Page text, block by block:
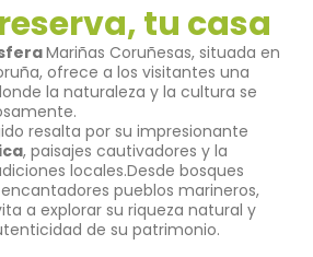
tu casa
Mariñas Coruñesas, situada en
ofrece a los visitantes una
la naturaleza y la cultura se
resalta por su impresionante
, paisajes cautivadores y la
locales.Desde bosques
pueblos marineros,
a explorar su riqueza natural y
de su patrimonio.